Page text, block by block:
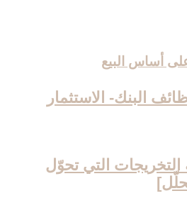
أساس البيع
البنك- الاستثمار
التخريجات التي تحوّل